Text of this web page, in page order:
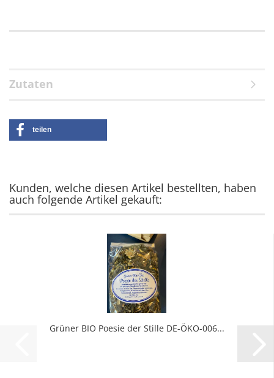
Zutaten
teilen
Kunden, welche diesen Artikel bestellten, haben
auch folgende Artikel gekauft:
Grüner BIO Poesie der Stille DE-ÖKO-006...